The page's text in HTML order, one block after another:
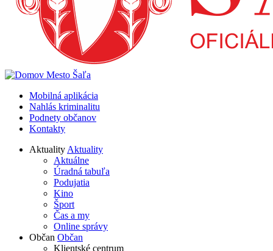
Mobilná aplikácia
Nahlás kriminalitu
Podnety občanov
Kontakty
AktualityAktuality
Aktuálne
Úradná tabuľa
Podujatia
Kino
Šport
Čas a my
Online správy
Občan Občan
Klientské centrum